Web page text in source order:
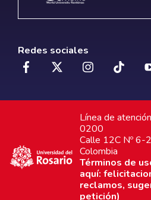
Redes sociales
Línea de
0200
Calle 12C Nº 6-
Colombia
Términos de
aquí:
reclamos,
petición)